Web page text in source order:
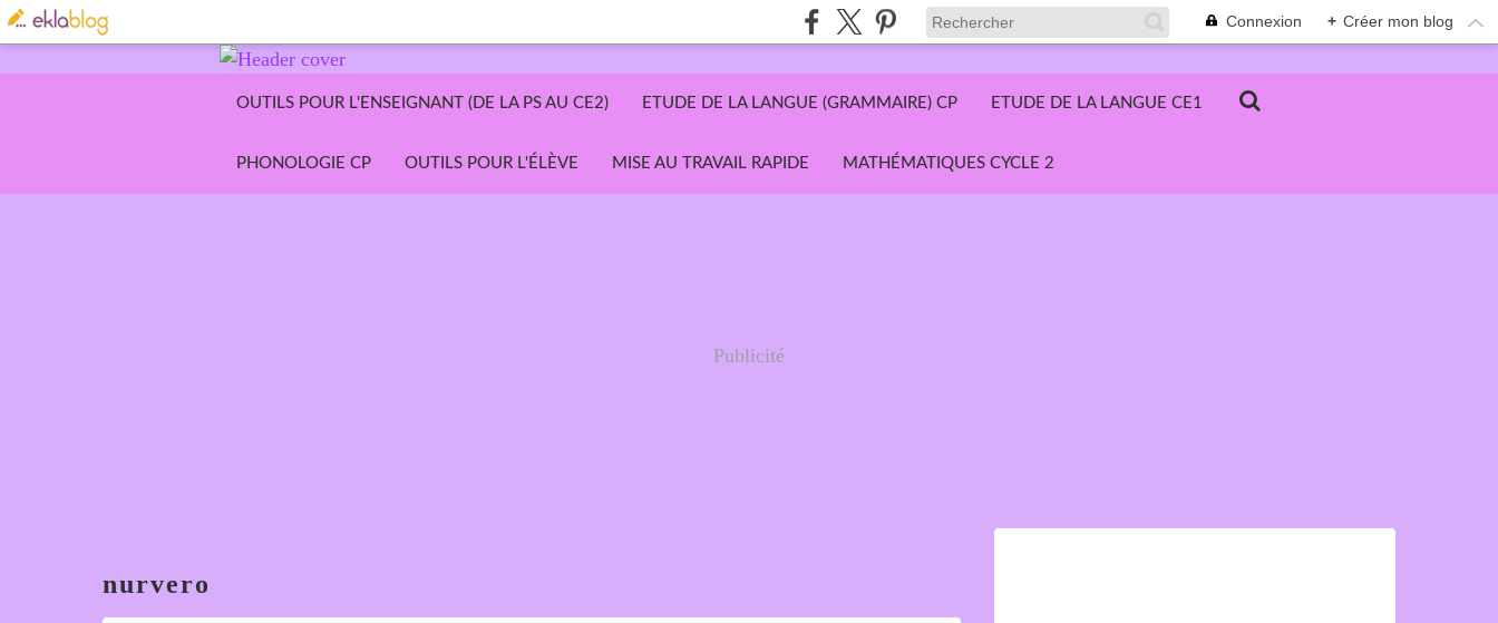
Connexion + Créer mon blog
OUTILS POUR L'ENSEIGNANT (DE LA PS AU CE2) ETUDE DE LA LANGUE (GRAMMAIRE) CP ETUDE DE LA LANGUE CE1
PHONOLOGIE CP OUTILS POUR L'ÉLÈVE MISE AU TRAVAIL RAPIDE MATHÉMATIQUES CYCLE 2
Publicité
nurvero